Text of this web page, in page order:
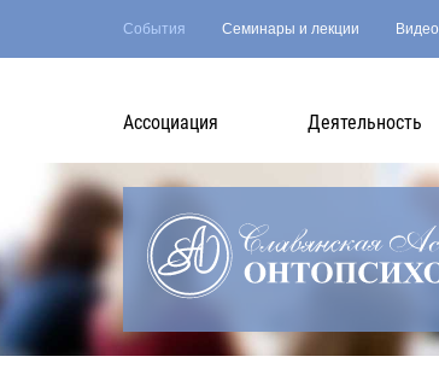
События Семинары и лекции Видео
Асcоциация Деятельность